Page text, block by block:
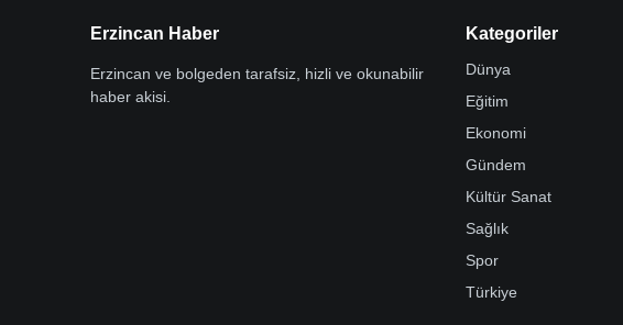
Erzincan Haber
Erzincan ve bolgeden tarafsiz, hizli ve okunabilir
haber akisi.
Kategoriler
Dünya
Eğitim
Ekonomi
Gündem
Kültür Sanat
Sağlık
Spor
Türkiye